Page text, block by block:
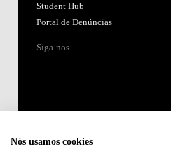
Student Hub
Portal de Denúncias
Siga-nos
Nós usamos cookies